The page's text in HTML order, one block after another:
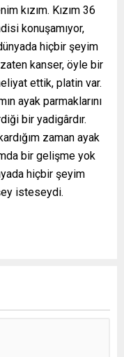
kızım. Kızım 36
konuşamıyor,
hiçbir şeyim
zaten kanser, öyle bir
ettik, platin var.
ayak parmaklarını
bir yadigârdır.
zaman ayak
bir gelişme yok
hiçbir şeyim
isteseydi.